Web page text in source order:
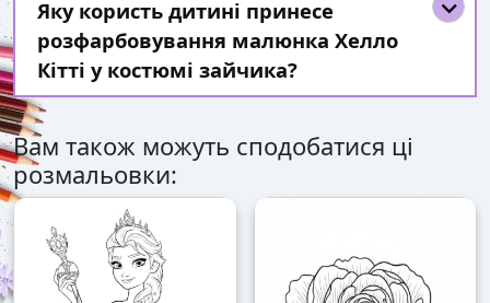
Яку користь дитині принесе
розфарбовування малюнка Хелло
Кітті у костюмі зайчика?
Вам також можуть сподобатися ці
розмальовки: